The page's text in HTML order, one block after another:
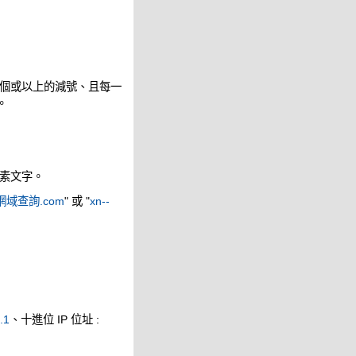
或以上的減號、且每一
文字。
域查詢.com" 或 "xn--
、十進位 IP 位址 :